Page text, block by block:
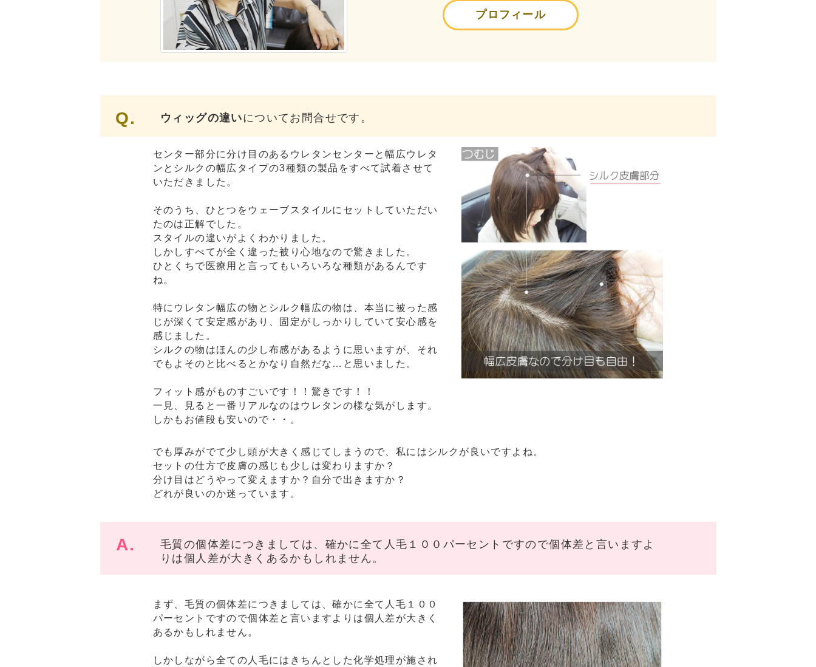
プロフィール
Q. ウィッグの違いについてお問合せです。
センター部分に分け目のあるウレタンセンターと幅広ウレタ
ンとシルクの幅広タイプの3種類の製品をすべて試着させて
いただきました。
そのうち、ひとつをウェーブスタイルにセットしていただい
たのは正解でした。
スタイルの違いがよくわかりました。
しかしすべてが全く違った被り心地なので驚きました。
ひとくちで医療用と言ってもいろいろな種類があるんです
ね。
特にウレタン幅広の物とシルク幅広の物は、本当に被った感
じが深くて安定感があり、固定がしっかりしていて安心感を
感じました。
シルクの物はほんの少し布感があるように思いますが、それ
でもよそのと比べるとかなり自然だな…と思いました。
フィット感がものすごいです！！驚きです！！
一見、見ると一番リアルなのはウレタンの様な気がします。
しかもお値段も安いので・・。
でも厚みがでて少し頭が大きく感じてしまうので、私にはシルクが良いですよね。
セットの仕方で皮膚の感じも少しは変わりますか？
分け目はどうやって変えますか？自分で出きますか？
どれが良いのか迷っています。
A.
毛質の個体差につきましては、確かに全て人毛１００パーセントですので個体差と言いますよ
りは個人差が大きくあるかもしれません。
まず、毛質の個体差につきましては、確かに全て人毛１００
パーセントですので個体差と言いますよりは個人差が大きく
あるかもしれません。
しかしながら全ての人毛にはきちんとした化学処理が施され